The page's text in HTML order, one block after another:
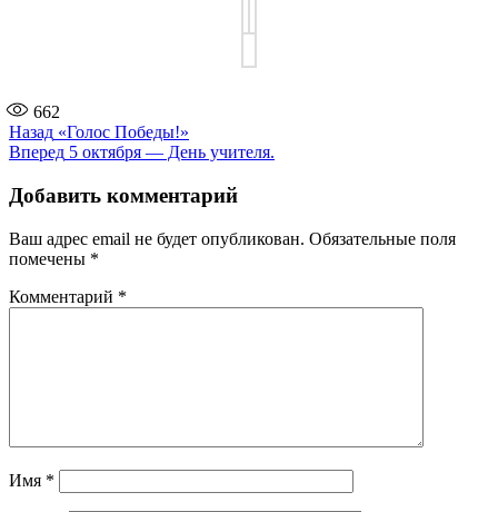
662
Навигация
по
записям
Назад Предыдущая
запись:
«Голос Победы!»
Вперед Следующая
5 октября — День учителя.
Добавить комментарий
Ваш адрес email не будет опубликован. Обязательные поля
помечены *
Комментарий *
Имя *